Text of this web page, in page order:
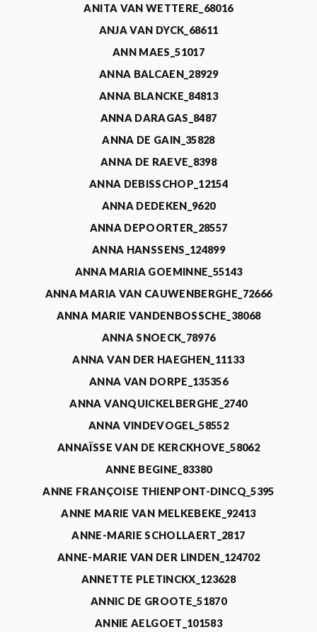
ANITA VAN WETTERE_68016
ANJA VAN DYCK_68611
ANN MAES_51017
ANNA BALCAEN_28929
ANNA BLANCKE_84813
ANNA DARAGAS_8487
ANNA DE GAIN_35828
ANNA DE RAEVE_8398
ANNA DEBISSCHOP_12154
ANNA DEDEKEN_9620
ANNA DEPOORTER_28557
ANNA HANSSENS_124899
ANNA MARIA GOEMINNE_55143
ANNA MARIA VAN CAUWENBERGHE_72666
ANNA MARIE VANDENBOSSCHE_38068
ANNA SNOECK_78976
ANNA VAN DER HAEGHEN_11133
ANNA VAN DORPE_135356
ANNA VANQUICKELBERGHE_2740
ANNA VINDEVOGEL_58552
ANNAÏSSE VAN DE KERCKHOVE_58062
ANNE BEGINE_83380
ANNE FRANÇOISE THIENPONT-DINCQ_5395
ANNE MARIE VAN MELKEBEKE_92413
ANNE-MARIE SCHOLLAERT_2817
ANNE-MARIE VAN DER LINDEN_124702
ANNETTE PLETINCKX_123628
ANNIC DE GROOTE_51870
ANNIE AELGOET_101583